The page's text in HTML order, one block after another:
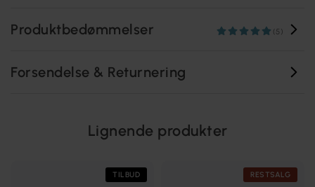
Produktbedømmelser (5)
Forsendelse & Returnering
Lignende produkter
TILBUD RESTSALG